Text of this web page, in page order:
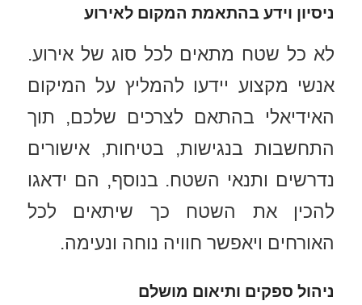
ניסיון וידע בהתאמת המקום לאירוע
לא כל שטח מתאים לכל סוג של אירוע.
אנשי מקצוע יידעו להמליץ על המיקום
האידיאלי בהתאם לצרכים שלכם, תוך
התחשבות בנגישות, בטיחות, אישורים
נדרשים ותנאי השטח. בנוסף, הם ידאגו
להכין את השטח כך שיתאים לכל
האורחים ויאפשר חוויה נוחה ונעימה.
ניהול ספקים ותיאום מושלם